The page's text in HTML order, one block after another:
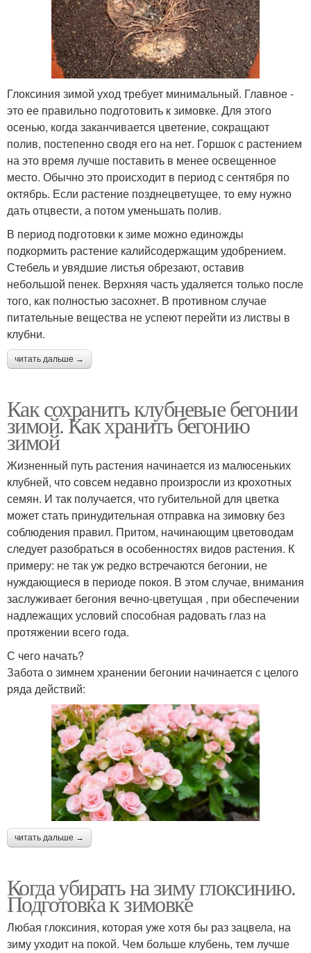
Глоксиния зимой уход требует минимальный. Главное -
это ее правильно подготовить к зимовке. Для этого
осенью, когда заканчивается цветение, сокращают
полив, постепенно сводя его на нет. Горшок с растением
на это время лучше поставить в менее освещенное
место. Обычно это происходит в период с сентября по
октябрь. Если растение позднецветущее, то ему нужно
дать отцвести, а потом уменьшать полив.
В период подготовки к зиме можно единожды
подкормить растение калийсодержащим удобрением.
Стебель и увядшие листья обрезают, оставив
небольшой пенек. Верхняя часть удаляется только после
того, как полностью засохнет. В противном случае
питательные вещества не успеют перейти из листвы в
клубни.
читать дальше →
Как сохранить клубневые бегонии
зимой. Как хранить бегонию
зимой
Жизненный путь растения начинается из малюсеньких
клубней, что совсем недавно произросли из крохотных
семян. И так получается, что губительной для цветка
может стать принудительная отправка на зимовку без
соблюдения правил. Притом, начинающим цветоводам
следует разобраться в особенностях видов растения. К
примеру: не так уж редко встречаются бегонии, не
нуждающиеся в периоде покоя. В этом случае, внимания
заслуживает бегония вечно-цветущая , при обеспечении
надлежащих условий способная радовать глаз на
протяжении всего года.
С чего начать?
Забота о зимнем хранении бегонии начинается с целого
ряда действий:
читать дальше →
Когда убирать на зиму глоксинию.
Подготовка к зимовке
Любая глоксиния, которая уже хотя бы раз зацвела, на
зиму уходит на покой. Чем больше клубень, тем лучше